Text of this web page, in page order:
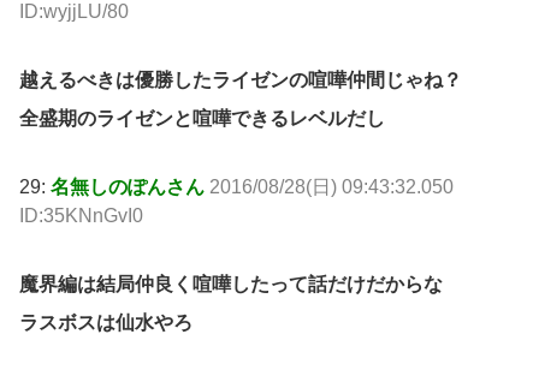
ID:wyjjLU/80
越えるべきは優勝したライゼンの喧嘩仲間じゃね？
全盛期のライゼンと喧嘩できるレベルだし
29: 名無しのぽんさん 2016/08/28(日) 09:43:32.050
ID:35KNnGvI0
魔界編は結局仲良く喧嘩したって話だけだからな
ラスボスは仙水やろ